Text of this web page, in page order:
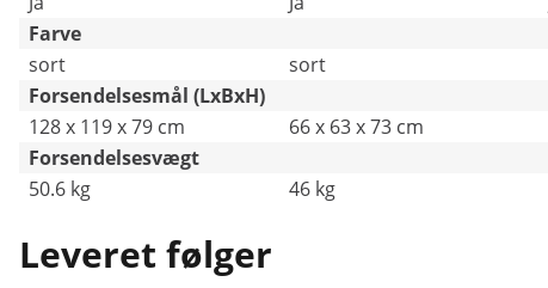
Farve
sort
sort
Forsendelsesmål (LxBxH)
128 x 119 x 79 cm
66 x 63 x 73 cm
Forsendelsesvægt
50.6 kg
46 kg
Leveret følger